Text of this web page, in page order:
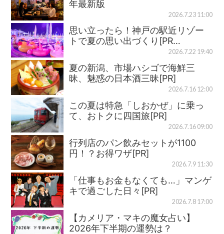
年最新版
2026.7.23 11:00
思い立ったら！神戸の駅近リゾー
トで夏の思い出づくり[PR…
2026.7.22 19:40
夏の新潟、市場ハシゴで海鮮三
昧、魅惑の日本酒三昧[PR]
2026.7.16 12:00
この夏は特急「しおかぜ」に乗っ
て、おトクに四国旅[PR]
2026.7.16 09:00
行列店のパン飲みセットが1100
円！？お得ワザ[PR]
2026.7.9 11:30
「仕事もお金もなくても…」マンゲ
キで過ごした日々[PR]
2026.7.8 17:00
【カメリア・マキの魔女占い】
2026年下半期の運勢は？